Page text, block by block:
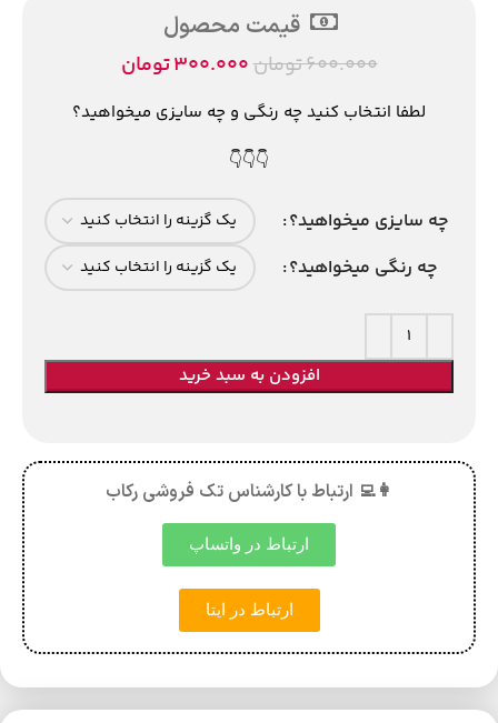
قیمت محصول
600.000تومان300.000تومان
لطفا انتخاب کنید چه رنگی و چه سایزی میخواهید؟
👇👇👇
چه سایزی میخواهید؟
چه رنگی میخواهید؟
افزودن به سبد خرید
👩‍💻 ارتباط با کارشناس تک فروشی رکاب
ارتباط در واتساپ
ارتباط در ایتا